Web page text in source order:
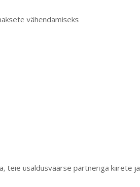
vähendamiseks
teie usaldusväärse partneriga kiirete ja